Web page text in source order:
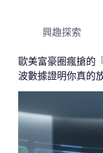
興趣探索
歐美富豪圈瘋搶的
波數據證明你真的